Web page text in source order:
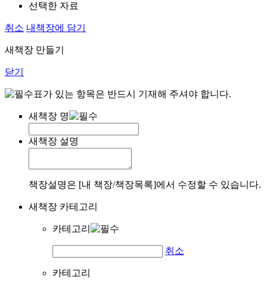
선택한 자료
취소 내책장에 담기
새책장 만들기
닫기
표가 있는 항목은 반드시 기재해 주셔야 합니다.
새책장 명
새책장 설명
책장설명은 [내 책장/책장목록]에서 수정할 수 있습니다.
새책장 카테고리
카테고리
취소
카테고리